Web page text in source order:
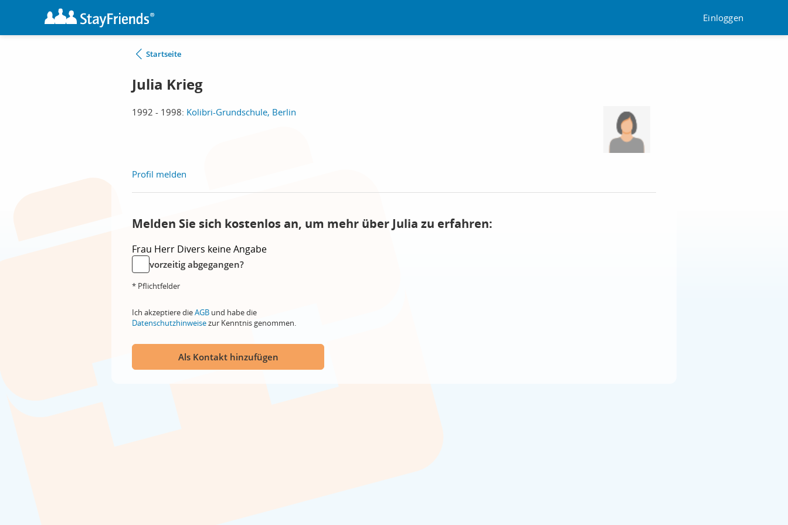
Einloggen
Startseite
Julia Krieg
1992 - 1998: Kolibri-Grundschule, Berlin
Profil melden
Melden Sie sich kostenlos an, um mehr über Julia zu erfahren:
Frau Herr Divers keine Angabe
vorzeitig abgegangen?
* Pflichtfelder
Ich akzeptiere dieAGB und habe die
Datenschutzhinweisezur Kenntnis genommen.
Als Kontakt hinzufügen